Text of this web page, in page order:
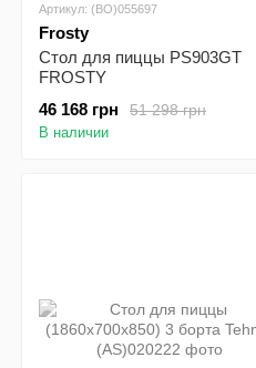
Артикул: (BO)055697
Frosty
Стол для пиццы PS903GT
FROSTY
51 298 грн
46 168 грн
В наличии